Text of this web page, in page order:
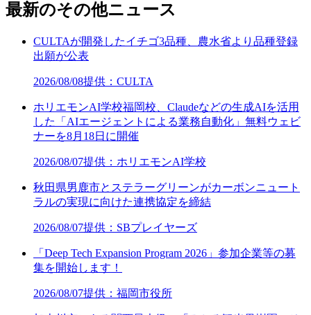
最新のその他ニュース
CULTAが開発したイチゴ3品種、農水省より品種登録
出願が公表
2026/08/08提供：CULTA
ホリエモンAI学校福岡校、Claudeなどの生成AIを活用
した「AIエージェントによる業務自動化」無料ウェビ
ナーを8月18日に開催
2026/08/07提供：ホリエモンAI学校
秋田県男鹿市とステラーグリーンがカーボンニュート
ラルの実現に向けた連携協定を締結
2026/08/07提供：SBプレイヤーズ
「Deep Tech Expansion Program 2026」参加企業等の募
集を開始します！
2026/08/07提供：福岡市役所